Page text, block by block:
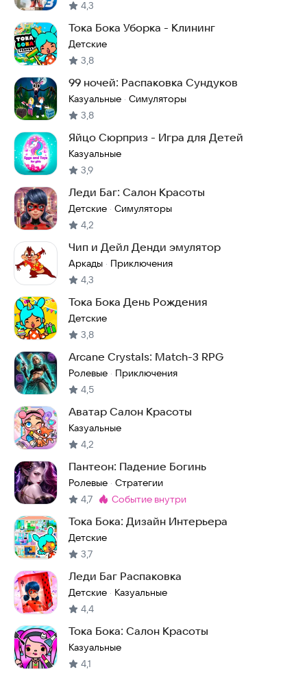
4,3
Тока Бока Уборка - Клининг
Детские
3,8
99 ночей: Распаковка Сундуков
Казуальные · Симуляторы
3,8
Яйцо Сюрприз - Игра для Детей
Казуальные
3,9
Леди Баг: Салон Красоты
Детские · Симуляторы
4,2
Чип и Дейл Денди эмулятор
Аркады · Приключения
4,3
Тока Бока День Рождения
Детские
3,8
Arcane Crystals: Match-3 RPG
Ролевые · Приключения
4,5
Аватар Салон Красоты
Казуальные
4,2
Пантеон: Падение Богинь
Ролевые · Стратегии
4,7 Метка:
событие внутри
Тока Бока: Дизайн Интерьера
Детские
3,7
Леди Баг Распаковка
Детские · Казуальные
4,4
Тока Бока: Салон Красоты
Казуальные
4,1